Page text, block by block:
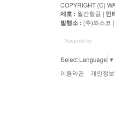
COPYRIGHT (C)
제호 : 월간항공 | 인
발행소 : (주)와스코 |
Powered by
Select Language ▼
이용약관
개인정